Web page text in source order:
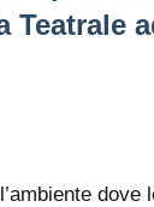
Teatrale
dove